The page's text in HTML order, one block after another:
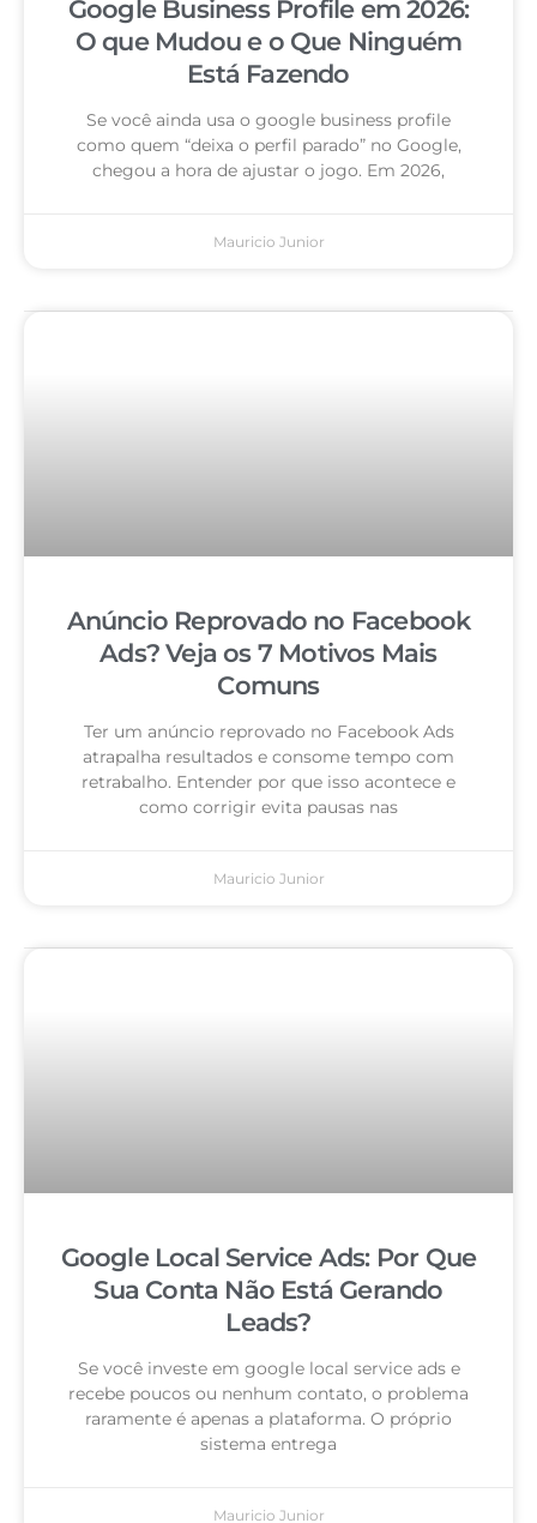
Google Business Profile em 2026:
O que Mudou e o Que Ninguém
Está Fazendo
Se você ainda usa o google business profile
como quem “deixa o perfil parado” no Google,
chegou a hora de ajustar o jogo. Em 2026,
Mauricio Junior
Anúncio Reprovado no Facebook
Ads? Veja os 7 Motivos Mais
Comuns
Ter um anúncio reprovado no Facebook Ads
atrapalha resultados e consome tempo com
retrabalho. Entender por que isso acontece e
como corrigir evita pausas nas
Mauricio Junior
Google Local Service Ads: Por Que
Sua Conta Não Está Gerando
Leads?
Se você investe em google local service ads e
recebe poucos ou nenhum contato, o problema
raramente é apenas a plataforma. O próprio
sistema entrega
Mauricio Junior